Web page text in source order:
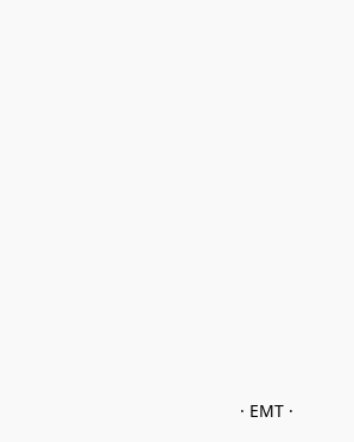
· EMT ·